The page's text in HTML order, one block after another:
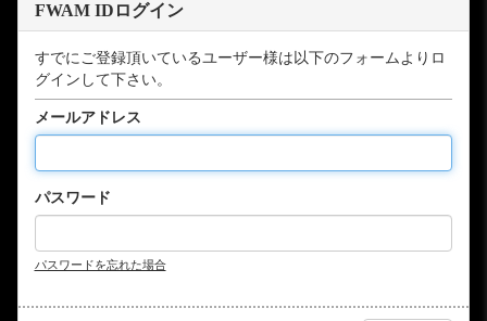
FWAM IDログイン
すでにご登録頂いているユーザー様は以下のフォームよりロ
グインして下さい。
メールアドレス
パスワード
パスワードを忘れた場合